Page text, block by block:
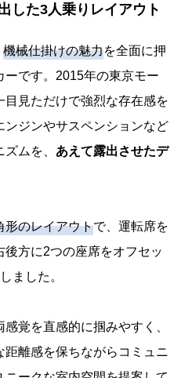
した3人乗りレイアウト
機械仕掛けの魅力を全面に押
ーです。2015年の東京モー
見ただけで強烈な存在感を
ジンやサスペンションなど
ムを、 あえて露出させたデ
形のレイアウトで、運転席を
方に2つの座席をオフセッ
ました。
覚を直感的に掴みやすく、
離感を保ちながらコミュニ